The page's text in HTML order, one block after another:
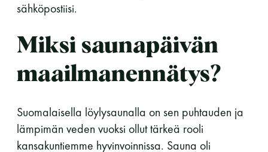
11 saunomiskerran kortti
Vuosikortti - M / N
695€ / 275€
sähköpostiisi.
Miksi saunapäivän
maailmanennätys?
Suomalaisella löylysaunalla on sen puhtauden ja
lämpimän veden vuoksi ollut tärkeä rooli
kansakuntiemme hyvinvoinnissa. Sauna oli